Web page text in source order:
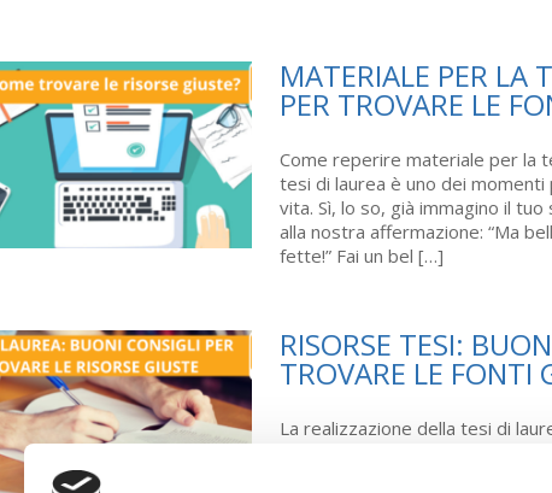
MATERIALE PER LA
PER TROVARE LE
Come reperire materiale per la
tesi di laurea è uno dei
vita. Sì, lo so, già immagino il
alla nostra affermazione: “Ma
fette!” Fai un bel […]
RISORSE TESI:
TROVARE LE FONTI
La realizzazione della tesi di